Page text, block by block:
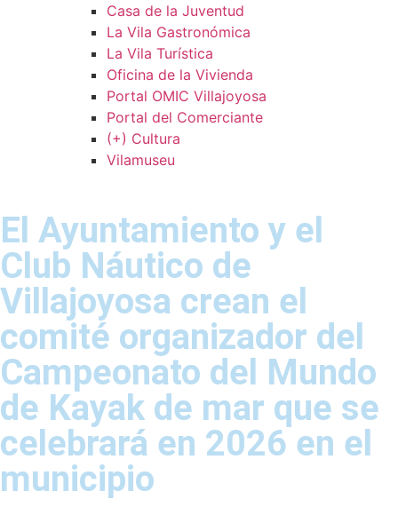
Casa de la Juventud
La Vila Gastronómica
La Vila Turística
Oficina de la Vivienda
Portal OMIC Villajoyosa
Portal del Comerciante
(+) Cultura
Vilamuseu
El Ayuntamiento y el
Club Náutico de
Villajoyosa crean el
comité organizador del
Campeonato del Mundo
de Kayak de mar que se
celebrará en 2026 en el
municipio